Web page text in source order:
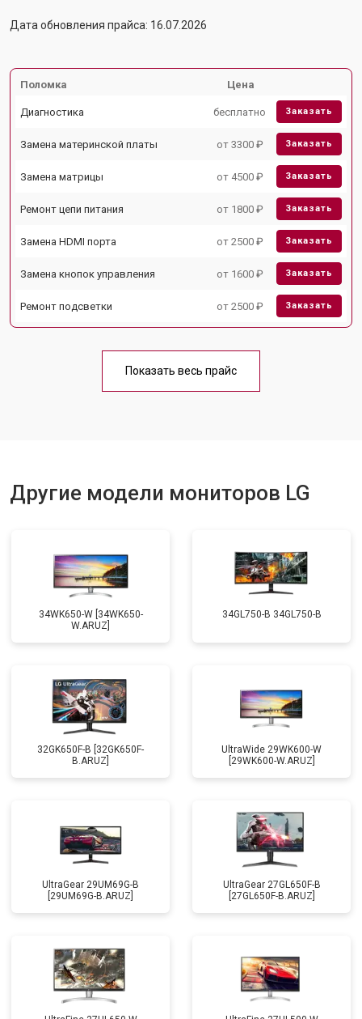
Дата обновления прайса: 16.07.2026
Поломка Цена
Диагностика бесплатно Заказать
Замена материнской платы от 3300 ₽ Заказать
Замена матрицы от 4500 ₽ Заказать
Ремонт цепи питания от 1800 ₽ Заказать
Замена HDMI порта от 2500 ₽ Заказать
Замена кнопок управления от 1600 ₽ Заказать
Ремонт подсветки от 2500 ₽ Заказать
Показать весь прайс
Другие модели мониторов LG
34WK650-W [34WK650-
W.ARUZ]
34GL750-B 34GL750-B
32GK650F-B [32GK650F-
B.ARUZ]
UltraWide 29WK600-W
[29WK600-W.ARUZ]
UltraGear 29UM69G-B
[29UM69G-B.ARUZ]
UltraGear 27GL650F-B
[27GL650F-B.ARUZ]